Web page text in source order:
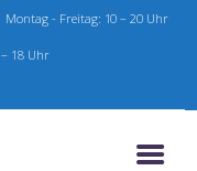
Montag - Freitag: 10 – 20 Uhr
18 Uhr